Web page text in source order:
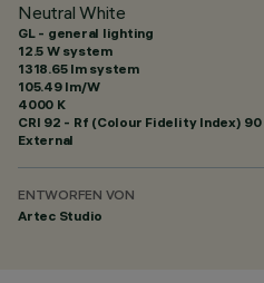
Neutral White
GL - general lighting
12.5 W system
1318.65 lm system
105.49 lm/W
4000 K
CRI 92 - Rf (Colour Fidelity Index) 90
External
ENTWORFEN VON
Artec Studio